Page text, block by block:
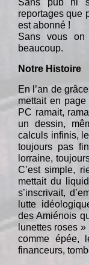
Sans pub ni
reportages que
est abonné !
Sans vous
beaucoup.
Notre Histoire
En l’an de
mettait en
PC ramait,
un dessin,
calculs infinis,
toujours pas
lorraine,
C’est simple,
mettait du
s’inscrivait,
lutte
des Amiénois
lunettes roses
comme épée,
financeurs,